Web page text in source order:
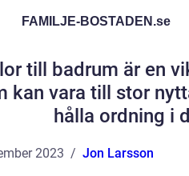
FAMILJE-BOSTADEN.se
till badrum är en
kan vara till stor
hålla ordning i
2023 Jon Larsson